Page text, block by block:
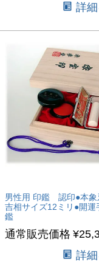
詳
男性用 印鑑 認印●本象
吉相サイズ12ミリ●開運
鑑
通常販売価格 ¥
詳